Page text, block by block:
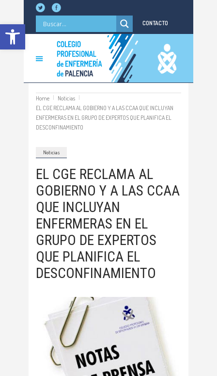
Abrir barra de herramientas CONTACTO
Home
Noticias
EL CGE RECLAMA AL GOBIERNO Y A LAS CCAA QUE INCLUYAN
ENFERMERAS EN EL GRUPO DE EXPERTOS QUE PLANIFICA EL
DESCONFINAMIENTO
Noticias
EL CGE RECLAMA AL
GOBIERNO Y A LAS CCAA
QUE INCLUYAN
ENFERMERAS EN EL
GRUPO DE EXPERTOS
QUE PLANIFICA EL
DESCONFINAMIENTO